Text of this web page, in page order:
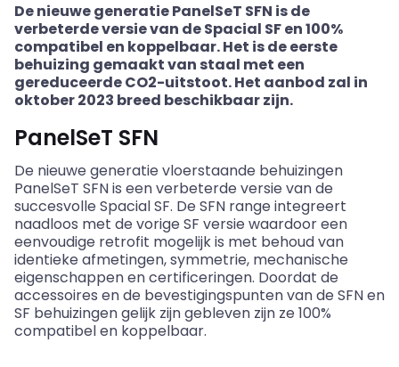
De nieuwe generatie PanelSeT SFN is de
verbeterde versie van de Spacial SF en 100%
compatibel en koppelbaar. Het is de eerste
behuizing gemaakt van staal met een
gereduceerde CO2-uitstoot. Het aanbod zal in
oktober 2023 breed beschikbaar zijn.
PanelSeT SFN
De nieuwe generatie vloerstaande behuizingen
PanelSeT SFN is een verbeterde versie van de
succesvolle Spacial SF. De SFN range integreert
naadloos met de vorige SF versie waardoor een
eenvoudige retrofit mogelijk is met behoud van
identieke afmetingen, symmetrie, mechanische
eigenschappen en certificeringen. Doordat de
accessoires en de bevestigingspunten van de SFN en
SF behuizingen gelijk zijn gebleven zijn ze 100%
compatibel en koppelbaar.